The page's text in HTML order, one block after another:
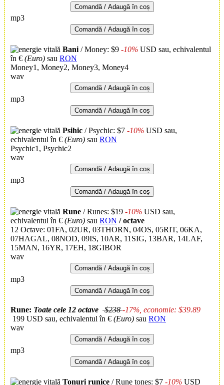
Comandă / Adaugă în coș
mp3
Comandă / Adaugă în coș
Bani / Money: $9 -10% USD sau, echivalentul
în € (Euro) sau RON
Money1, Money2, Money3, Money4
wav
Comandă / Adaugă în coș
mp3
Comandă / Adaugă în coș
Psihic / Psychic: $7 -10% USD sau,
echivalentul în € (Euro) sau RON
Psychic1, Psychic2
wav
Comandă / Adaugă în coș
mp3
Comandă / Adaugă în coș
Rune / Runes: $19 -10% USD sau,
echivalentul în € (Euro) sau RON / octave
12 Octave: 01FA, 02UR, 03THORN, 04OS, 05RIT, 06KA,
07HAGAL, 08NOD, 09IS, 10AR, 11SIG, 13BAR, 14LAF,
15MAN, 16YR, 17EH, 18GIBOR
wav
Comandă / Adaugă în coș
mp3
Comandă / Adaugă în coș
Rune: Toate cele 12 octave $238-17%, economie: $39.89
199 USD sau, echivalentul în € (Euro) sau RON
wav
Comandă / Adaugă în coș
mp3
Comandă / Adaugă în coș
Tonuri runice / Rune tones: $7 -10% USD